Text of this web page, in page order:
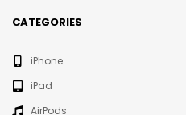
CATEGORIES
iPhone
iPad
AirPods